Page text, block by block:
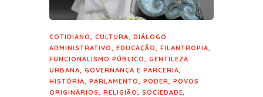
COTIDIANO, CULTURA, DIÁLOGO
ADMINISTRATIVO, EDUCAÇÃO, FILANTROPIA,
FUNCIONALISMO PÚBLICO, GENTILEZA
URBANA, GOVERNANÇA E PARCERIA,
HISTÓRIA, PARLAMENTO, PODER, POVOS
ORIGINÁRIOS, RELIGIÃO, SOCIEDADE,